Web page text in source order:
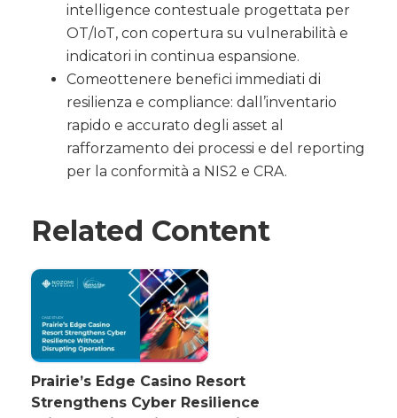
intelligence contestuale progettata per
OT/IoT, con copertura su vulnerabilità e
indicatori in continua espansione.
Comeottenere benefici immediati di
resilienza e compliance: dall’inventario
rapido e accurato degli asset al
rafforzamento dei processi e del reporting
per la conformità a NIS2 e CRA.
Related Content
Prairie’s Edge Casino Resort
Strengthens Cyber Resilience